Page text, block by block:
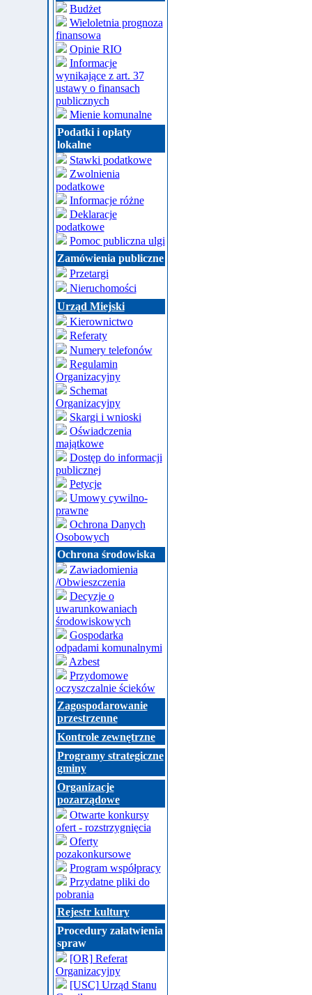
Budżet
Wieloletnia prognoza
finansowa
Opinie RIO
Informacje
wynikające z art. 37
ustawy o finansach
publicznych
Mienie komunalne
Podatki i opłaty
lokalne
Stawki podatkowe
Zwolnienia
podatkowe
Informacje różne
Deklaracje
podatkowe
Pomoc publiczna ulgi
Zamówienia publiczne
Przetargi
Nieruchomości
Urząd Miejski
Kierownictwo
Referaty
Numery telefonów
Regulamin
Organizacyjny
Schemat
Organizacyjny
Skargi i wnioski
Oświadczenia
majątkowe
Dostęp do informacji
publicznej
Petycje
Umowy cywilno-
prawne
Ochrona Danych
Osobowych
Ochrona środowiska
Zawiadomienia
/Obwieszczenia
Decyzje o
uwarunkowaniach
środowiskowych
Gospodarka
odpadami komunalnymi
Azbest
Przydomowe
oczyszczalnie ścieków
Zagospodarowanie
przestrzenne
Kontrole zewnętrzne
Programy strategiczne
gminy
Organizacje
pozarządowe
Otwarte konkursy
ofert - rozstrzygnięcia
Oferty
pozakonkursowe
Program współpracy
Przydatne pliki do
pobrania
Rejestr kultury
Procedury załatwienia
spraw
[OR] Referat
Organizacyjny
[USC] Urząd Stanu